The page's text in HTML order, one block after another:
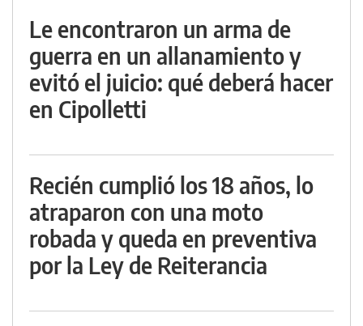
Le encontraron un arma de
guerra en un allanamiento y
evitó el juicio: qué deberá hacer
en Cipolletti
Recién cumplió los 18 años, lo
atraparon con una moto
robada y queda en preventiva
por la Ley de Reiterancia